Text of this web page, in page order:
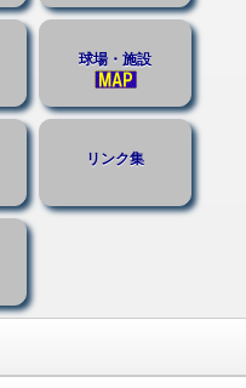
球場・施設
リンク集